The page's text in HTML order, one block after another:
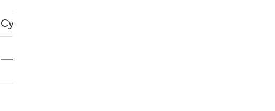
Суббота
—–